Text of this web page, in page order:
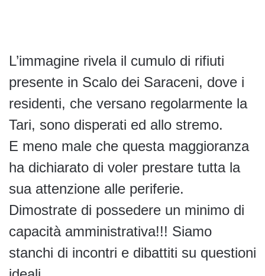
L’immagine rivela il cumulo di rifiuti
presente in Scalo dei Saraceni, dove i
residenti, che versano regolarmente la
Tari, sono disperati ed allo stremo.
E meno male che questa maggioranza
ha dichiarato di voler prestare tutta la
sua attenzione alle periferie.
Dimostrate di possedere un minimo di
capacità amministrativa!!! Siamo
stanchi di incontri e dibattiti su questioni